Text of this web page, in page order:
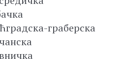
граберска